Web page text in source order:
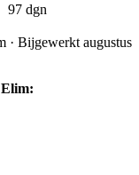
97 dgn
· Bijgewerkt augustus